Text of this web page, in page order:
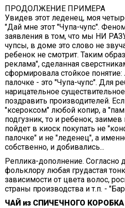
ПРОДОЛЖЕНИЕ ПРИМЕРА
Увидев этот леденец, моя
"Дай мне этот "Чупа-чупс".
заявления в том, что мы НИ
чупсы, в доме это слово не
ребенок не смотрит. Таким
реклама", сделанная
сформировала стойкое
палочке - это "Чупа-чупс". Для
нарицательное
поздравить производителей.
"ксероксом" любой копир, а
подгузник, то и ребенок,
пойдет в киоск покупать не
палочке" и не "леденец", а
собственно, и добивались...
Реплика-дополнение. Согласно
фольклору любая грудастая
зависимости от цвета волос,
страны производства и т.п. -
ЧАЙ из СПИЧЕЧНОГО КОРОБКА